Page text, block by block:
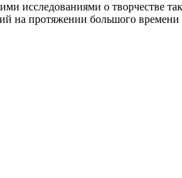
исследованиями о творчестве
на протяжении большого